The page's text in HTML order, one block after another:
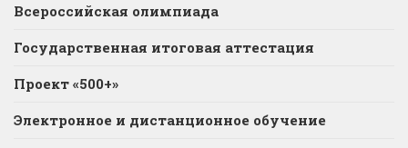
Всероссийская олимпиада
Государственная итоговая аттестация
Проект «500+»
Электронное и дистанционное обучение